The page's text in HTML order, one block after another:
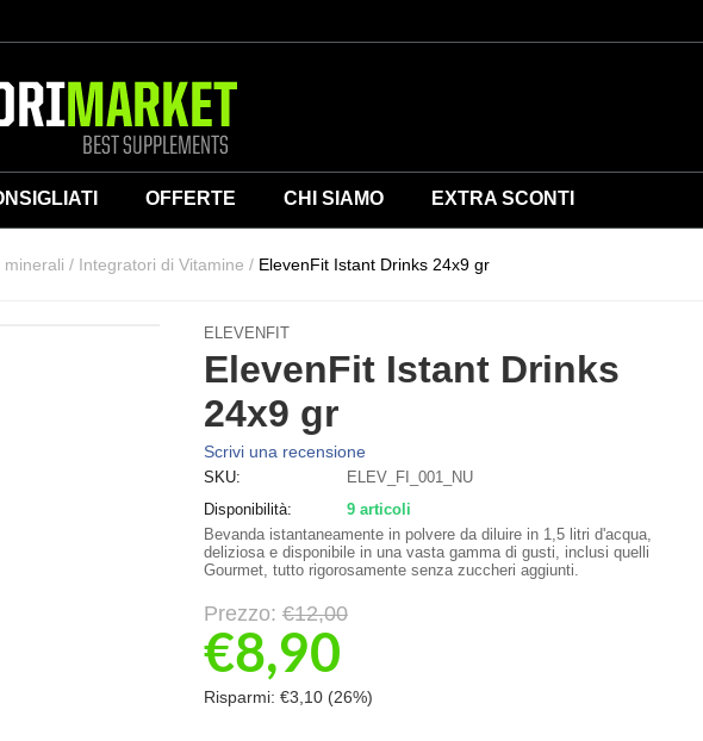
OFFERTE CHI SIAMO EXTRA SCONTI
minerali / Integratori di Vitamine / ElevenFit Istant Drinks 24x9 gr
ELEVENFIT
ElevenFit Istant Drinks
24x9 gr
Scrivi una recensione
SKU:
ELEV_FI_001_NU
Disponibilità:
9 articoli
Bevanda istantaneamente in polvere da diluire in 1,5 litri d'acqua,
deliziosa e disponibile in una vasta gamma di gusti, inclusi quelli
Gourmet, tutto rigorosamente senza zuccheri aggiunti.
Prezzo: €12,00
€8,90
Risparmi: €3,10(26%)